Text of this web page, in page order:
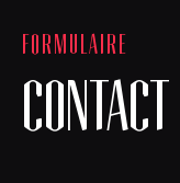
FORMULAIRE
CONTACT